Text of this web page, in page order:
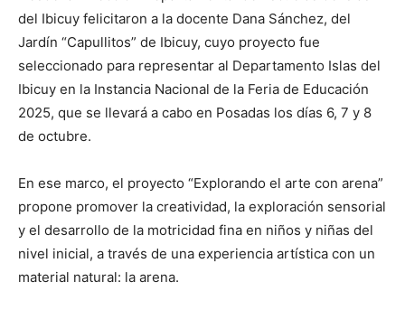
del Ibicuy felicitaron a la docente Dana Sánchez, del
Jardín “Capullitos” de Ibicuy, cuyo proyecto fue
seleccionado para representar al Departamento Islas del
Ibicuy en la Instancia Nacional de la Feria de Educación
2025, que se llevará a cabo en Posadas los días 6, 7 y 8
de octubre.
En ese marco, el proyecto “Explorando el arte con arena”
propone promover la creatividad, la exploración sensorial
y el desarrollo de la motricidad fina en niños y niñas del
nivel inicial, a través de una experiencia artística con un
material natural: la arena.